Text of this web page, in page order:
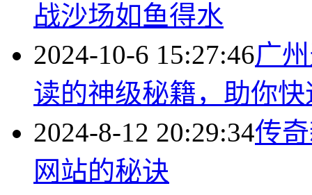
战沙场如鱼得水
2024-10-6 15:27:46广
读的神级秘籍，助你
2024-8-12 20:29:34传
网站的秘诀